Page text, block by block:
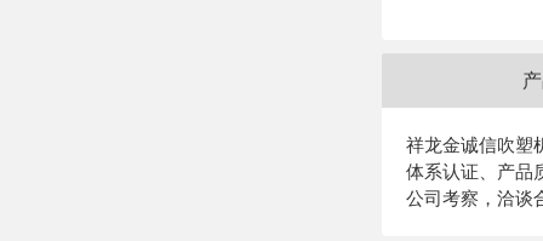
祥龙金诚信吹塑
体系认证、产品
公司考察，洽谈